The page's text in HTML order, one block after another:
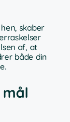
skaber
af, at
både din
mål